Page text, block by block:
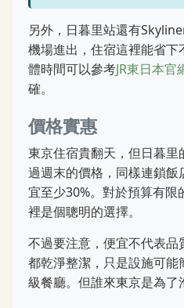
另外，日暮里站還有
機場進出，住宿這裡能省
體時間可以參考JR東日本官
確。
價格實惠
東京住宿貴翻天，但日暮
過週末的價格，同樣連鎖
宜至少30%。對於預算有限
裡是個聰明的選擇。
不過要注意，便宜不代表
都乾淨整潔，只是設施可
級餐廳。但誰來東京是為了